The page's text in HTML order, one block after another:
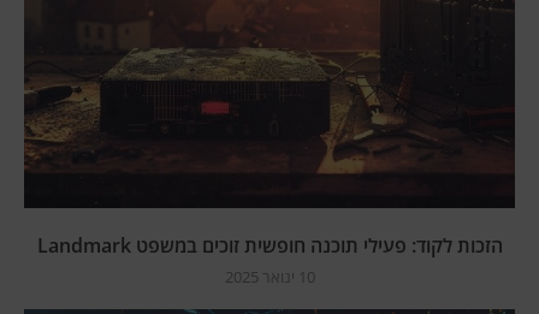
הזכות לקוד: פעילי תוכנה חופשית זוכים במשפט Landmark
10 ינואר 2025